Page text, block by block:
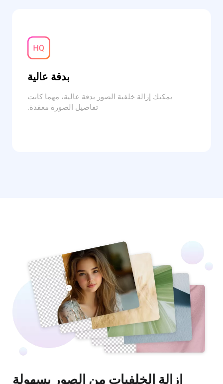
بدقة عالية
يمكنك إزالة خلفية الصور بدقة عالية، مهما كانت
تفاصيل الصورة معقدة.
إزالة الخلفيات من الصور بسهولة